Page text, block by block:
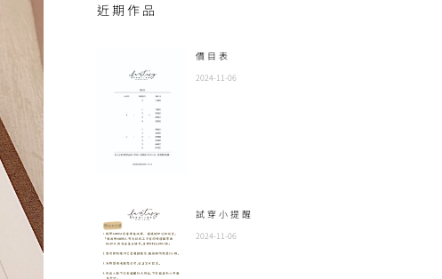
近期作品
價目表
2024-11-06
試穿小提醒
2024-11-06